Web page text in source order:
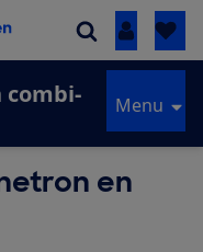
Inloggen
combi- Menu
en